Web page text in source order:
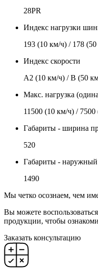
28PR
Индекс нагрузки
193 (10 км/ч) / 178
Индекс скорости
А2 (10 км/ч) / В (50
Макс. нагрузка
11500 (10 км/ч) /
Габариты - ширина
520
Габариты -
1490
Мы четко осознаем, чем
Вы можете
продукции, чтобы
Заказать консультацию